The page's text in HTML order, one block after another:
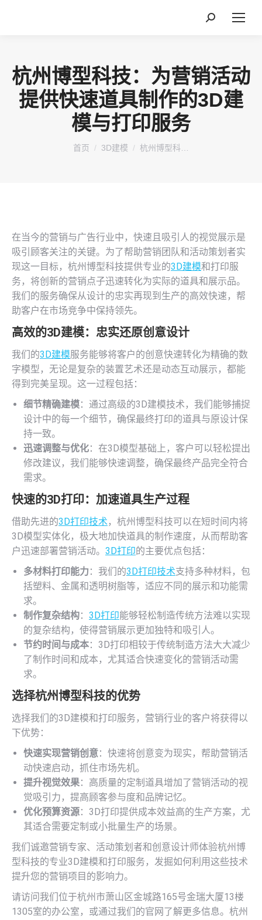
搜
杭州博型科技：为营销活动
提供快速道具制作的3D建
模与打印服务
您在这里：
首页 3D建模 杭州博型科…
在当今的营销与广告行业中，快速且吸引人的视觉展示是
吸引顾客关注的关键。为了帮助营销团队和活动策划者实
现这一目标，杭州博型科技提供专业的3D建模和打印服
务，将创新的营销点子迅速转化为实际的道具和展示品。
我们的服务确保从设计的忠实再现到生产的高效快速，帮
助客户在市场竞争中保持领先。
高效的3D建模：忠实还原创意设计
我们的3D建模服务能够将客户的创意快速转化为精确的数
字模型，无论是复杂的装置艺术还是动态互动展示，都能
得到完美呈现。这一过程包括：
细节精确建模：通过高级的3D建模技术，我们能够捕捉
设计中的每一个细节，确保最终打印的道具与原设计保
持一致。
迅速调整与优化：在3D模型基础上，客户可以轻松提出
修改建议，我们能够快速调整，确保最终产品完全符合
需求。
快速的3D打印：加速道具生产过程
借助先进的3D打印技术，杭州博型科技可以在短时间内将
3D模型实体化，极大地加快道具的制作速度，从而帮助客
户迅速部署营销活动。 3D打印的主要优点包括：
多材料打印能力 ：我们的3D打印技术支持多种材料，包
括塑料、金属和透明树脂等，适应不同的展示和功能需
求。
制作复杂结构： 3D打印能够轻松制造传统方法难以实现
的复杂结构，使得营销展示更加独特和吸引人。
节约时间与成本：3D打印相较于传统制造方法大大减少
了制作时间和成本，尤其适合快速变化的营销活动需
求。
选择杭州博型科技的优势
选择我们的3D建模和打印服务，营销行业的客户将获得以
下优势：
快速实现营销创意：快速将创意变为现实，帮助营销活
动快速启动，抓住市场先机。
提升视觉效果：高质量的定制道具增加了营销活动的视
觉吸引力，提高顾客参与度和品牌记忆。
优化预算资源：3D打印提供成本效益高的生产方案，尤
其适合需要定制或小批量生产的场景。
我们诚邀营销专家、活动策划者和创意设计师体验杭州博
型科技的专业3D建模和打印服务，发掘如何利用这些技术
提升您的营销项目的影响力。
请访问我们位于杭州市萧山区金城路165号金瑞大厦13楼
1305室的办公室，或通过我们的官网了解更多信息。杭州